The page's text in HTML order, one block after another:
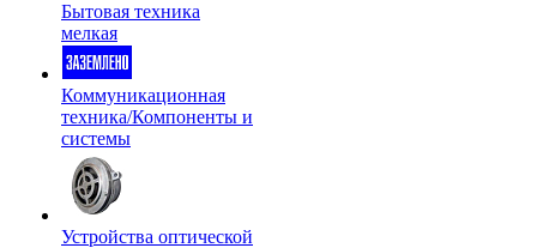
Бытовая техника
мелкая
Коммуникационная
техника/Компоненты и
системы
Устройства оптической